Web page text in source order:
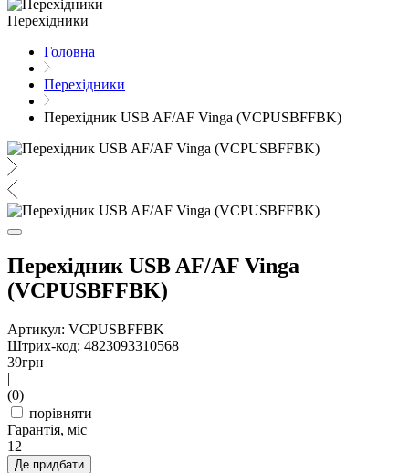
Перехідники
Головна
Перехідники
Перехідник USB AF/AF Vinga (VCPUSBFFBK)
Перехідник USB AF/AF Vinga
(VCPUSBFFBK)
Артикул: VCPUSBFFBK
Штрих-код: 4823093310568
39грн
|
(0)
порівняти
Гарантія, міс
12
Де придбати